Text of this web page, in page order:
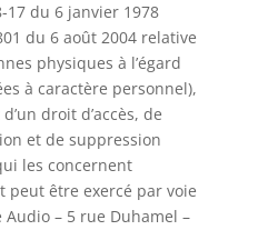
17 du 6 janvier 1978
du 6 août 2004 relative
physiques à l’égard
à caractère personnel),
droit d’accès, de
et de suppression
les concernent
peut être exercé par voie
– 5 rue Duhamel –